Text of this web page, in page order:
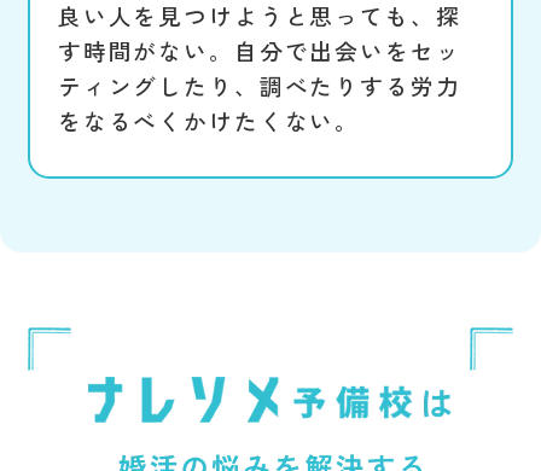
良い人を見つけようと思っても、探
す時間がない。自分で出会いをセッ
ティングしたり、調べたりする労力
をなるべくかけたくない。